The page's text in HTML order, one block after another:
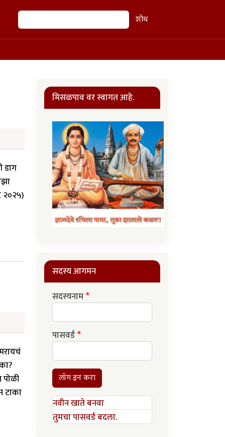
शोध शोध
डाग
२०२५)
टाका
मिसळपाव वर स्वागत आहे.
सदस्य आगमन
सदस्यनाम
पासवर्ड
लॉग इन करा
नवीन खाते बनवा
तुमचा पासवर्ड बदला.